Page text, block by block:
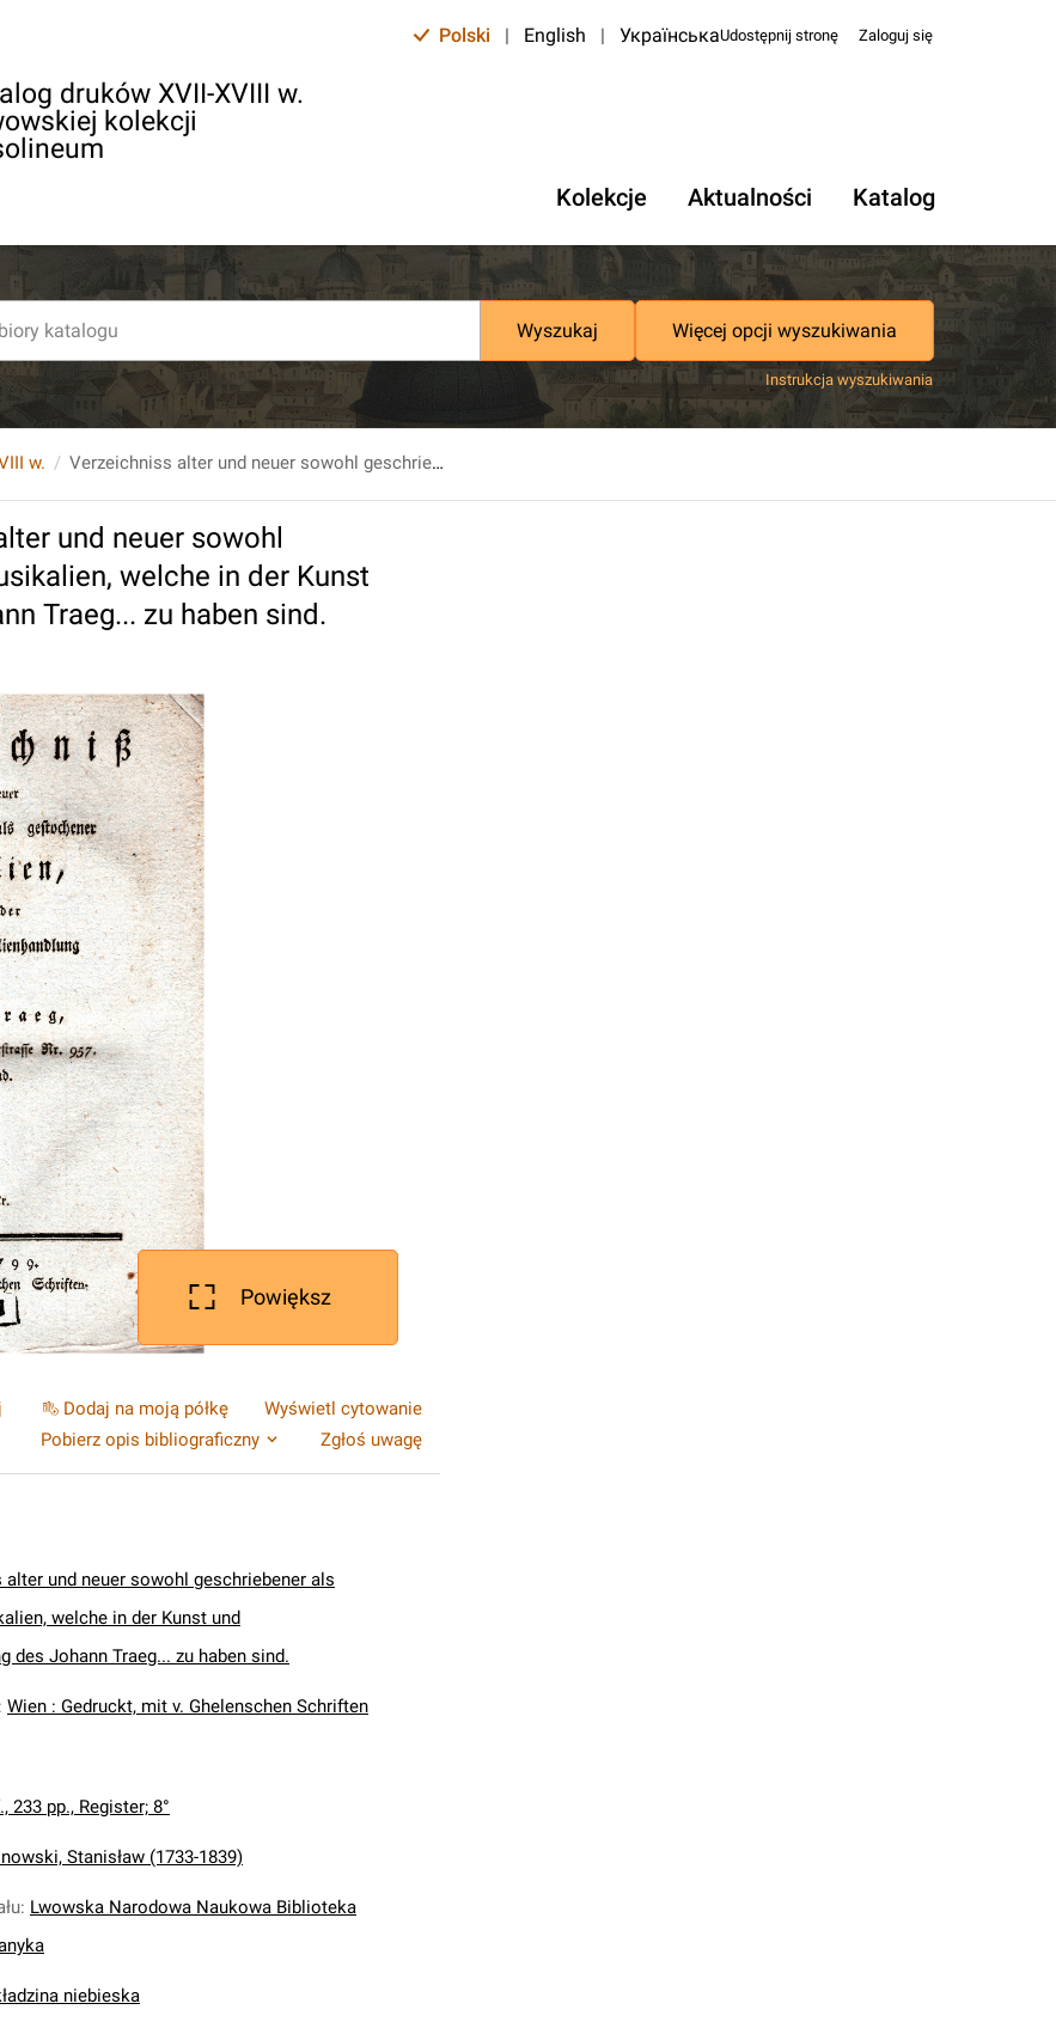
druków XVII-XVIII w.
kolekcji
Polski | English | УкраїнськаUdostępnij stronę Zaloguj się
Kolekcje Aktualności Katalog
Wyszukaj Więcej opcji wyszukiwania
Instrukcja wyszukiwania
w. Verzeichniss alter und neuer sowohl geschriebener als gestochener Musikalien, welche in der Kunst und Musikalienhandlung des Johann Traeg... zu haben sind.
und neuer sowohl
welche in der Kunst
Traeg... zu haben sind.
Powiększ
Dodaj na moją półkę
Wyświetl cytowanie
Pobierz opis bibliograficzny
Zgłoś uwagę
alter und neuer sowohl geschriebener als
welche in der Kunst und
des Johann Traeg... zu haben sind.
: Wien : Gedruckt, mit v. Ghelenschen Schriften
233 pp., Register; 8°
Stanisław (1733-1839)
: Lwowska Narodowa Naukowa Biblioteka
niebieska